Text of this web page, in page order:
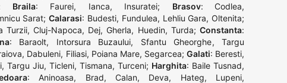
Braila: Faurei, Ianca, Insuratei; Brasov: Codlea,
Sarat;Calarasi: Budesti, Fundulea, Lehliu Gara, Oltenita;
Turzii, Cluj-Napoca, Dej, Gherla, Huedin, Turda;Constanta:
: Baraolt, Intorsura Buzaului, Sfantu Gheorghe,Targu
, Dabuleni, Filiasi, Poiana Mare, Segarcea;Galati: Beresti,
,Targu Jiu,Ticleni,Tismana,Turceni; Harghita: Baile Tusnad,
:Aninoasa, Brad, Calan, Deva, Hateg, Lupeni,